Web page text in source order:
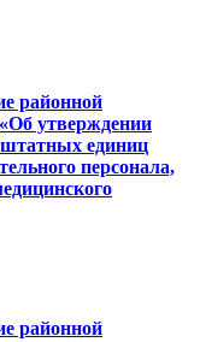
районной
утверждении
штатных единиц
персонала,
районной